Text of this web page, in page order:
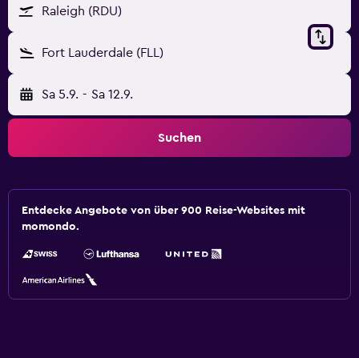
Raleigh (RDU)
Fort Lauderdale (FLL)
Sa 5.9. - Sa 12.9.
Suchen
Entdecke Angebote von über 900 Reise-Websites mit
momondo.